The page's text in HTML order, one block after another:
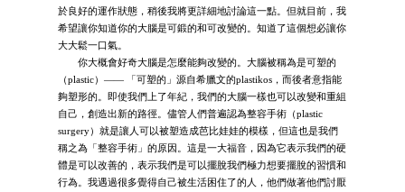
於良好的運作狀態，稍後我將更詳細地討論這一點。但就目前，我
希望讓你知道你的大腦是可鍛的和可改變的。知道了這個想必讓你
大大鬆一口氣。
你大概會好奇大腦是怎麼能夠改變的。大腦被稱為是可塑的
（plastic）—— 「可塑的」源自希臘文的plastikos，而後者意指能
夠塑形的。即使我們上了年紀，我們的大腦一樣也可以改變和重組
自己，創造出新的路徑。儘管人們普遍認為整容手術（plastic
surgery）就是讓人可以被塑造成芭比娃娃的模樣，但這也是我們
稱之為「整容手術」的原因。這是一大福音，因為它表示我們的硬
體是可以改善的，表示我們是可以擺脫我們極力想要擺脫的習慣和
行為。我遇過很多覺得自己被生活困住了的人，他們做著他們討厭